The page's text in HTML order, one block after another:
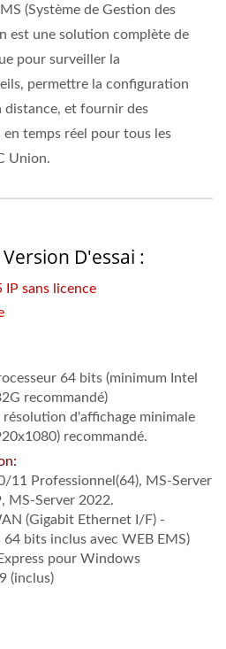
(Système de Gestion des
est une solution complète de
pour surveiller la
permettre la configuration
distance, et fournir des
temps réel pour tous les
Union.
D'essai :
IP sans licence
64 bits (minimum Intel
recommandé)
résolution d'affichage minimale
recommandé.
11 Professionnel(64), MS-Server
MS-Server 2022.
(Gigabit Ethernet I/F) -
bits inclus avec WEB EMS)
pour Windows
(inclus)